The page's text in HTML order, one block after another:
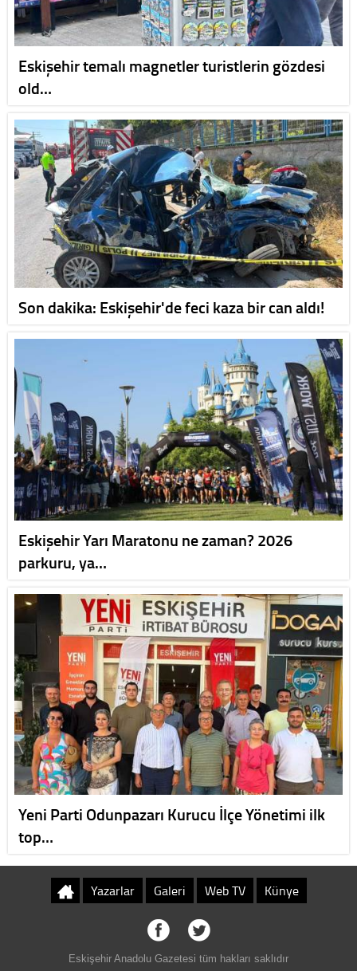
Eskişehir temalı magnetler turistlerin gözdesi
old…
Son dakika: Eskişehir'de feci kaza bir can aldı!
Eskişehir Yarı Maratonu ne zaman? 2026
parkuru, ya…
Yeni Parti Odunpazarı Kurucu İlçe Yönetimi ilk
top…
Yazarlar Galeri Web TV Künye
Eskişehir Anadolu Gazetesi tüm hakları saklıdır